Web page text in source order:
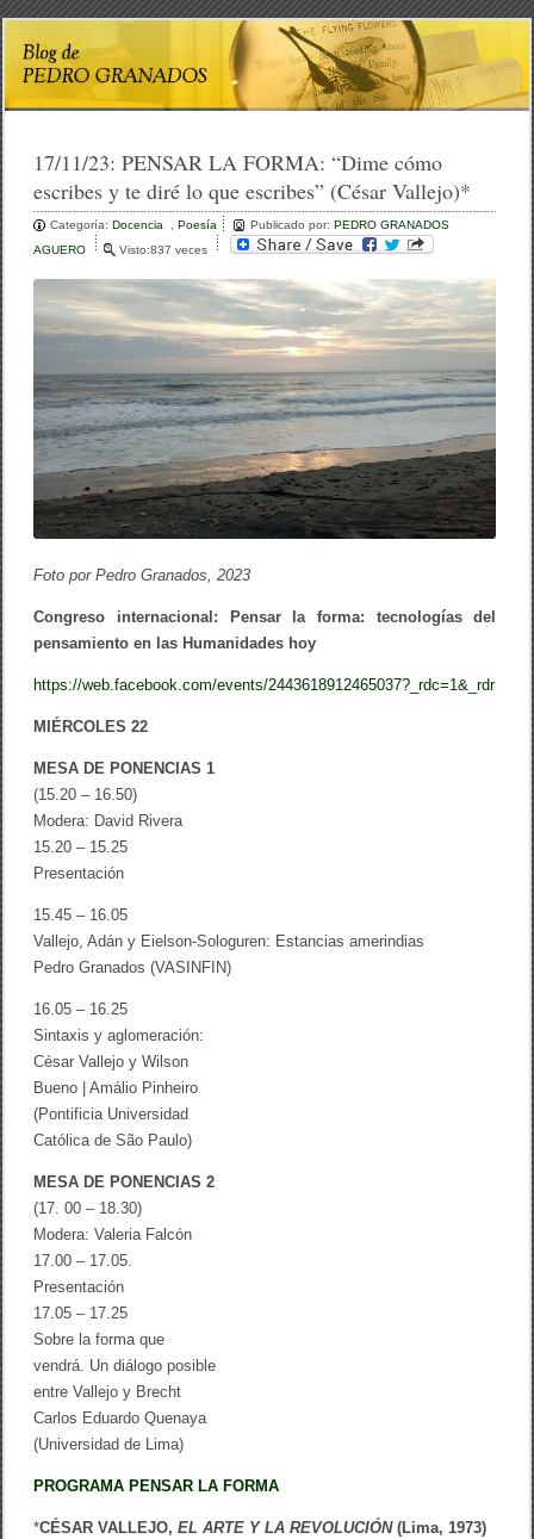
17/11/23:PENSAR LA FORMA: “Dime cómo
escribes y te diré lo que escribes” (César Vallejo)*
Categoría:Docencia ,Poesía Publicado por:PEDRO GRANADOS
AGUERO
Visto:837 veces
Foto por Pedro Granados, 2023
Congreso internacional: Pensar la forma: tecnologías del
pensamiento en las Humanidades hoy
https://web.facebook.com/events/2443618912465037?_rdc=1&_rdr
MIÉRCOLES 22
MESA DE PONENCIAS 1
(15.20 – 16.50)
Modera: David Rivera
15.20 – 15.25
Presentación
15.45 – 16.05
Vallejo, Adán y Eielson-Sologuren: Estancias amerindias
Pedro Granados (VASINFIN)
16.05 – 16.25
Sintaxis y aglomeración:
César Vallejo y Wilson
Bueno | Amálio Pinheiro
(Pontificia Universidad
Católica de São Paulo)
MESA DE PONENCIAS 2
(17. 00 – 18.30)
Modera: Valeria Falcón
17.00 – 17.05.
Presentación
17.05 – 17.25
Sobre la forma que
vendrá. Un diálogo posible
entre Vallejo y Brecht
Carlos Eduardo Quenaya
(Universidad de Lima)
PROGRAMA PENSAR LA FORMA
*CÉSAR VALLEJO,EL ARTE Y LA REVOLUCIÓN(Lima, 1973)